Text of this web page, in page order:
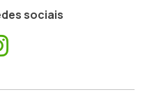
sociais